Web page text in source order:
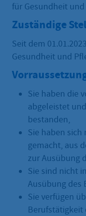
für Gesundheit und
Zuständige
Seit dem
Gesundheit und
Sie haben die
abgeleistet
bestanden,
Sie haben
gemacht, aus
zur Ausübung
Sie sind nicht
Ausübung des
Sie verfügen
Berufstätigkeit